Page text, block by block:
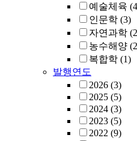
예술체육
인문학 (3)
자연과학
농수해양
복합학 (1)
발행연도
2026 (3)
2025 (5)
2024 (3)
2023 (5)
2022 (9)